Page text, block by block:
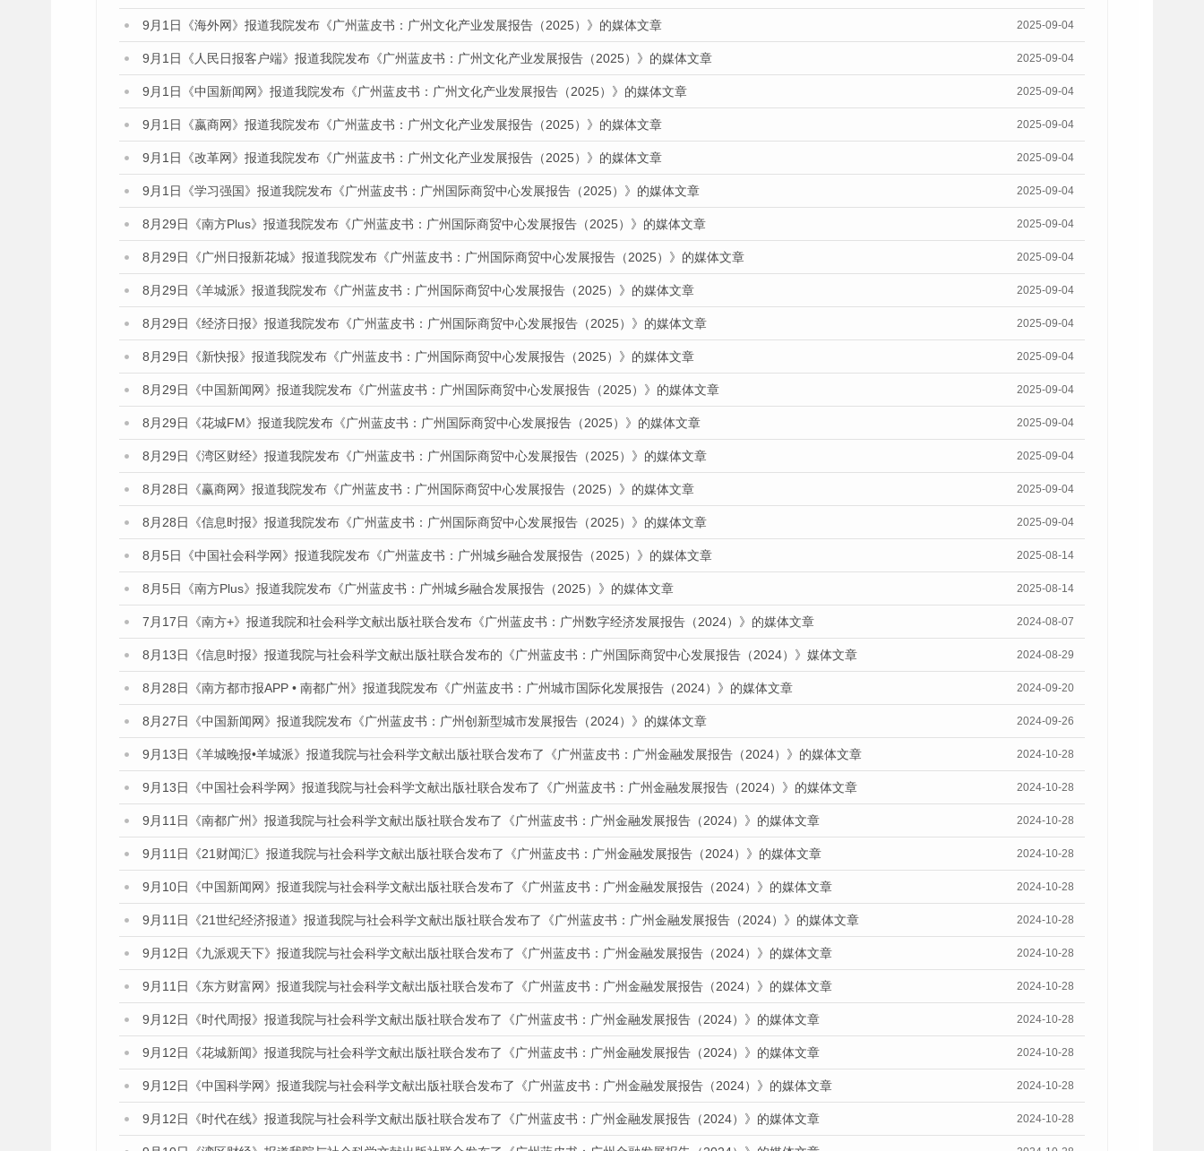
9月1日《海外网》报道我院发布《广州蓝皮书：广州文化产业发展报告（2025）》的媒体文章 2025-09-04
9月1日《人民日报客户端》报道我院发布《广州蓝皮书：广州文化产业发展报告（2025）》的媒体文章 2025-09-04
9月1日《中国新闻网》报道我院发布《广州蓝皮书：广州文化产业发展报告（2025）》的媒体文章 2025-09-04
9月1日《嬴商网》报道我院发布《广州蓝皮书：广州文化产业发展报告（2025）》的媒体文章 2025-09-04
9月1日《改革网》报道我院发布《广州蓝皮书：广州文化产业发展报告（2025）》的媒体文章 2025-09-04
9月1日《学习强国》报道我院发布《广州蓝皮书：广州国际商贸中心发展报告（2025）》的媒体文章 2025-09-04
8月29日《南方Plus》报道我院发布《广州蓝皮书：广州国际商贸中心发展报告（2025）》的媒体文章 2025-09-04
8月29日《广州日报新花城》报道我院发布《广州蓝皮书：广州国际商贸中心发展报告（2025）》的媒体文章 2025-09-04
8月29日《羊城派》报道我院发布《广州蓝皮书：广州国际商贸中心发展报告（2025）》的媒体文章 2025-09-04
8月29日《经济日报》报道我院发布《广州蓝皮书：广州国际商贸中心发展报告（2025）》的媒体文章 2025-09-04
8月29日《新快报》报道我院发布《广州蓝皮书：广州国际商贸中心发展报告（2025）》的媒体文章 2025-09-04
8月29日《中国新闻网》报道我院发布《广州蓝皮书：广州国际商贸中心发展报告（2025）》的媒体文章 2025-09-04
8月29日《花城FM》报道我院发布《广州蓝皮书：广州国际商贸中心发展报告（2025）》的媒体文章 2025-09-04
8月29日《湾区财经》报道我院发布《广州蓝皮书：广州国际商贸中心发展报告（2025）》的媒体文章 2025-09-04
8月28日《赢商网》报道我院发布《广州蓝皮书：广州国际商贸中心发展报告（2025）》的媒体文章 2025-09-04
8月28日《信息时报》报道我院发布《广州蓝皮书：广州国际商贸中心发展报告（2025）》的媒体文章 2025-09-04
8月5日《中国社会科学网》报道我院发布《广州蓝皮书：广州城乡融合发展报告（2025）》的媒体文章 2025-08-14
8月5日《南方Plus》报道我院发布《广州蓝皮书：广州城乡融合发展报告（2025）》的媒体文章 2025-08-14
7月17日《南方+》报道我院和社会科学文献出版社联合发布《广州蓝皮书：广州数字经济发展报告（2024）》的媒体文章 2024-08-07
8月13日《信息时报》报道我院与社会科学文献出版社联合发布的《广州蓝皮书：广州国际商贸中心发展报告（2024）》媒体文章 2024-08-29
8月28日《南方都市报APP • 南都广州》报道我院发布《广州蓝皮书：广州城市国际化发展报告（2024）》的媒体文章 2024-09-20
8月27日《中国新闻网》报道我院发布《广州蓝皮书：广州创新型城市发展报告（2024）》的媒体文章 2024-09-26
9月13日《羊城晚报•羊城派》报道我院与社会科学文献出版社联合发布了《广州蓝皮书：广州金融发展报告（2024）》的媒体文章 2024-10-28
9月13日《中国社会科学网》报道我院与社会科学文献出版社联合发布了《广州蓝皮书：广州金融发展报告（2024）》的媒体文章 2024-10-28
9月11日《南都广州》报道我院与社会科学文献出版社联合发布了《广州蓝皮书：广州金融发展报告（2024）》的媒体文章 2024-10-28
9月11日《21财闻汇》报道我院与社会科学文献出版社联合发布了《广州蓝皮书：广州金融发展报告（2024）》的媒体文章 2024-10-28
9月10日《中国新闻网》报道我院与社会科学文献出版社联合发布了《广州蓝皮书：广州金融发展报告（2024）》的媒体文章 2024-10-28
9月11日《21世纪经济报道》报道我院与社会科学文献出版社联合发布了《广州蓝皮书：广州金融发展报告（2024）》的媒体文章 2024-10-28
9月12日《九派观天下》报道我院与社会科学文献出版社联合发布了《广州蓝皮书：广州金融发展报告（2024）》的媒体文章 2024-10-28
9月11日《东方财富网》报道我院与社会科学文献出版社联合发布了《广州蓝皮书：广州金融发展报告（2024）》的媒体文章 2024-10-28
9月12日《时代周报》报道我院与社会科学文献出版社联合发布了《广州蓝皮书：广州金融发展报告（2024）》的媒体文章 2024-10-28
9月12日《花城新闻》报道我院与社会科学文献出版社联合发布了《广州蓝皮书：广州金融发展报告（2024）》的媒体文章 2024-10-28
9月12日《中国科学网》报道我院与社会科学文献出版社联合发布了《广州蓝皮书：广州金融发展报告（2024）》的媒体文章 2024-10-28
9月12日《时代在线》报道我院与社会科学文献出版社联合发布了《广州蓝皮书：广州金融发展报告（2024）》的媒体文章 2024-10-28